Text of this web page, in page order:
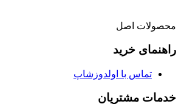
محصولات اصل
راهنمای خرید
تماس با اولدوزشاپ
خدمات مشتریان